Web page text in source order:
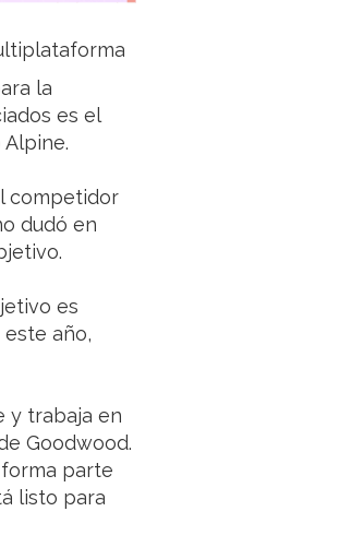
la
es el
competidor
dudó en
es
año,
y trabaja en
Goodwood.
parte
listo para